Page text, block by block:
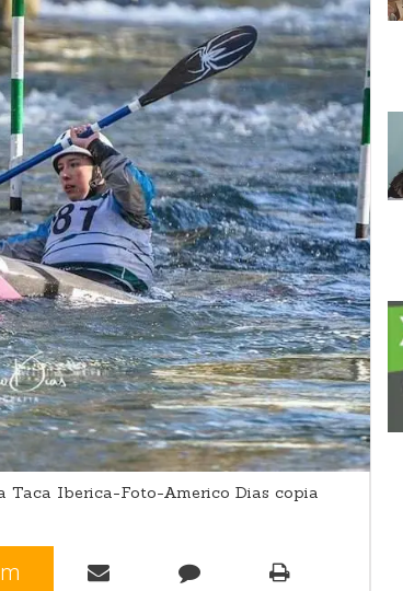
Iberica-Foto-Americo Dias copia
m